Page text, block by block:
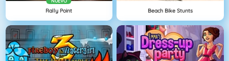
Rally Point Beach Bike Stunts